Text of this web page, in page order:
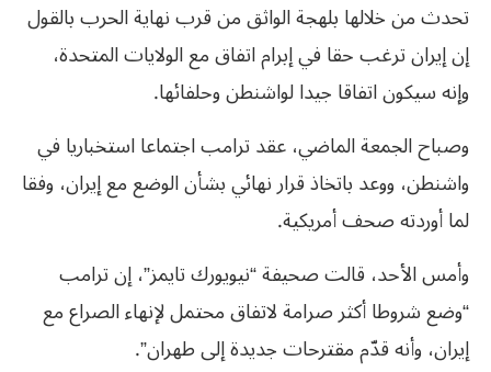
تحدث من خلالها بلهجة الواثق من قرب نهاية الحرب بالقول
إن إيران ترغب حقا ​في إبرام اتفاق مع الولايات المتحدة،
‌وإنه سيكون اتفاقا جيدا لواشنطن وحلفائها.
وصباح الجمعة الماضي، عقد ترامب اجتماعا استخباريا في
واشنطن، ووعد باتخاذ قرار نهائي بشأن الوضع مع إيران، وفقا
لما أوردته صحف أمريكية.
وأمس الأحد، قالت صحيفة “نيويورك تايمز”، إن ترامب
“وضع شروطا أكثر صرامة لاتفاق محتمل لإنهاء الصراع مع
إيران، وأنه قدّم مقترحات جديدة إلى طهران”.